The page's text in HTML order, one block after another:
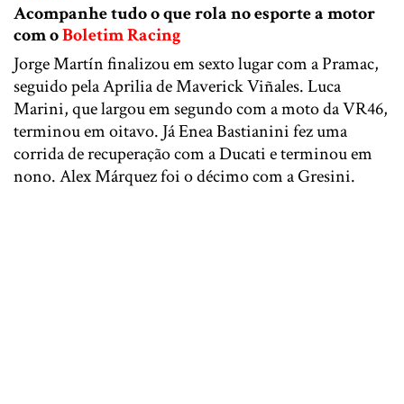
Acompanhe tudo o que rola no esporte a motor
com oBoletim Racing
Jorge Martín finalizou em sexto lugar com a Pramac,
seguido pela Aprilia de Maverick Viñales. Luca
Marini, que largou em segundo com a moto da VR46,
terminou em oitavo. Já Enea Bastianini fez uma
corrida de recuperação com a Ducati e terminou em
nono. Alex Márquez foi o décimo com a Gresini.